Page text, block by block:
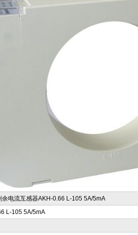
余电流互感器AKH-0.66 L-105 5A/5mA
L-105 5A/5mA